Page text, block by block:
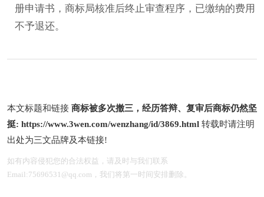
册申请书，商标局核准后终止审查程序，已缴纳的费用
不予退还。
本文标题和链接 商标被多次撤三，经历答辩、复审后商标仍然坚
挺: https://www.3wen.com/wenzhang/id/3869.html 转载时请注明
出处为三文品牌及本链接!
如有内容侵犯您的合法权益，请及时与我们联系
Email:75696531@qq.com，我们将第一时间安排删除。